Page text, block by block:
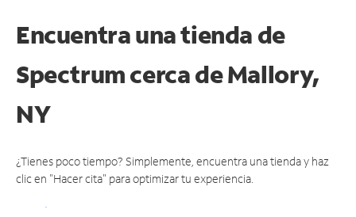
Encuentra una tienda de
Spectrumcerca de Mallory,
NY
¿Tienes poco tiempo? Simplemente, encuentra una tienda y haz
clic en "Hacer cita" para optimizar tu experiencia.